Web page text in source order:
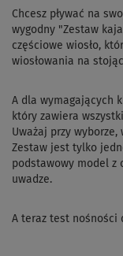
Chcesz pływać na
wygodny "Zestaw
częściowe wiosło,
wiosłowania na
A dla wymagających
który zawiera
Uważaj przy
Zestaw jest tylko
podstawowy model z
uwadze.
A teraz test nośności